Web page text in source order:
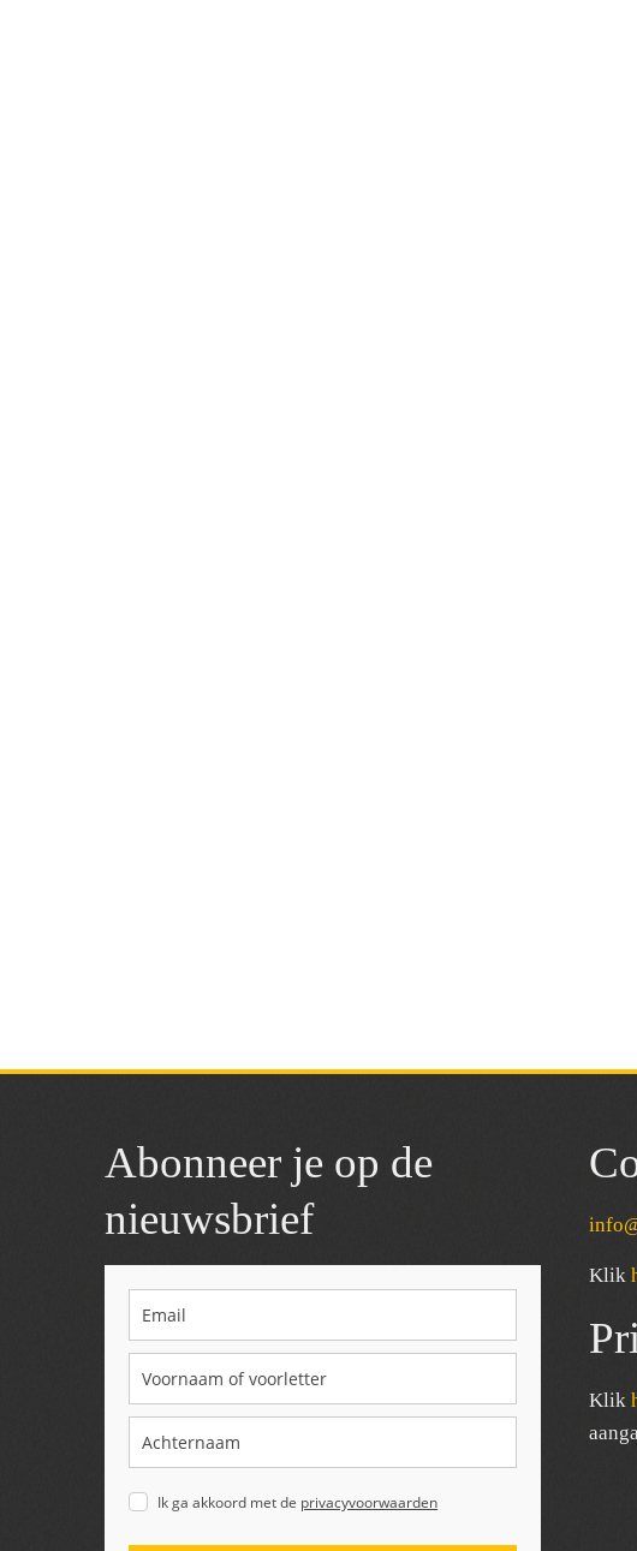
Abonneer je op de
nieuwsbrief
Ik ga akkoord met de privacyvoorwaarden
Klik
Klik